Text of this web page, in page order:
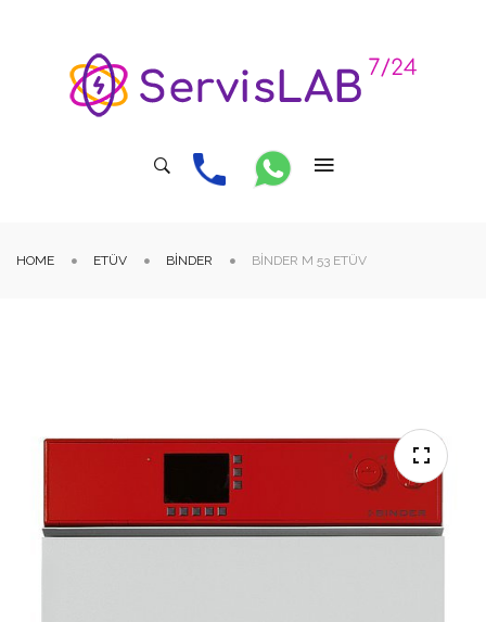
HOME ETÜV BINDER BINDER M 53 ETÜV